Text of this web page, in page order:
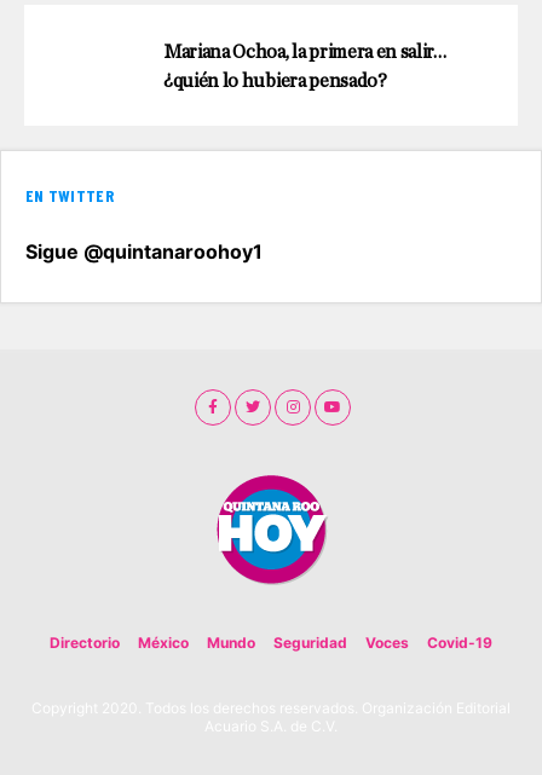
Mariana Ochoa, la primera en salir…
¿quién lo hubiera pensado?
EN TWITTER
Sigue @quintanaroohoy1
Directorio México Mundo Seguridad Voces Covid-19